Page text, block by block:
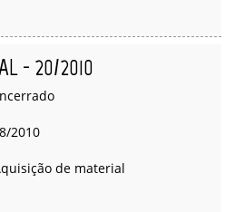
- 20/2010
2010
de material